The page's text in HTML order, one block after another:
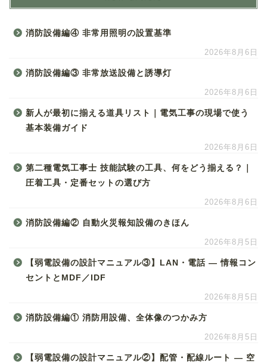
消防設備編④ 非常用照明の設置基準
2026年8月6日
消防設備編③ 非常放送設備と誘導灯
2026年8月6日
新人が最初に揃える道具リスト｜電気工事の現場で使う
基本装備ガイド
2026年8月6日
第二種電気工事士 技能試験の工具、何をどう揃える？｜
圧着工具・定番セットの選び方
2026年8月6日
消防設備編② 自動火災報知設備のきほん
2026年8月5日
【弱電設備の設計マニュアル③】LAN・電話 ― 情報コン
セントとMDF／IDF
2026年8月5日
消防設備編① 消防用設備、全体像のつかみ方
2026年8月5日
【弱電設備の設計マニュアル②】配管・配線ルート ― 空